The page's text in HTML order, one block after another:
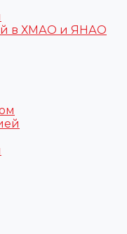
в ХМАО и ЯНАО